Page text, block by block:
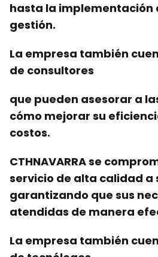
hasta la implementación
gestión.
La empresa también
de consultores
que pueden asesorar a
cómo mejorar su
costos.
CTHNAVARRA se
servicio de alta calidad a
garantizando que sus
atendidas de manera
La empresa también